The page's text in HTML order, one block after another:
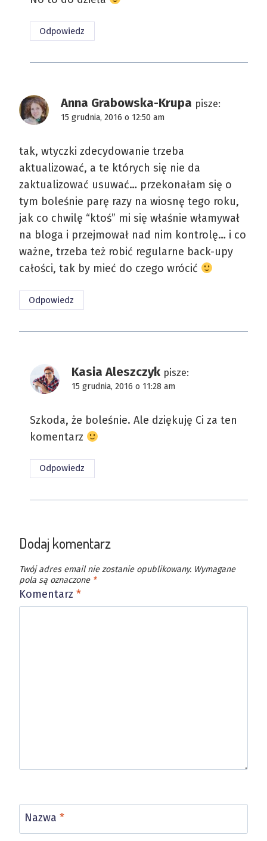
Odpowiedz
Anna Grabowska-Krupa pisze:
15 grudnia, 2016 o 12:50 am
tak, wtyczki zdecydowanie trzeba
aktualizować, a te których się nie da
zaktualizować usuwać… przekonałam się o
tym boleśnie parę razy na wiosnę tego roku,
jak co chwilę “ktoś” mi się właśnie włamywał
na bloga i przejmował nad nim kontrolę… i co
ważne, trzeba też robić regularne back-upy
całości, tak by mieć do czego wrócić
Odpowiedz
Kasia Aleszczyk pisze:
15 grudnia, 2016 o 11:28 am
Szkoda, że boleśnie. Ale dziękuję Ci za ten
komentarz
Odpowiedz
Dodaj komentarz
Twój adres email nie zostanie opublikowany. Wymagane
pola są oznaczone *
Komentarz *
Nazwa *